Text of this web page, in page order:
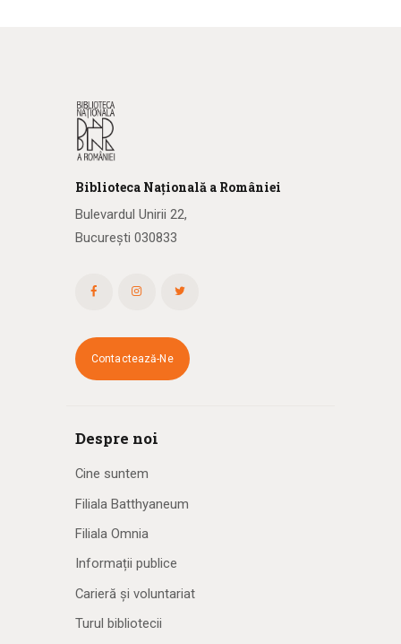
Biblioteca Națională a României
Bulevardul Unirii 22,
București 030833
Contactează-Ne
Despre noi
Cine suntem
Filiala Batthyaneum
Filiala Omnia
Informații publice
Carieră și voluntariat
Turul bibliotecii